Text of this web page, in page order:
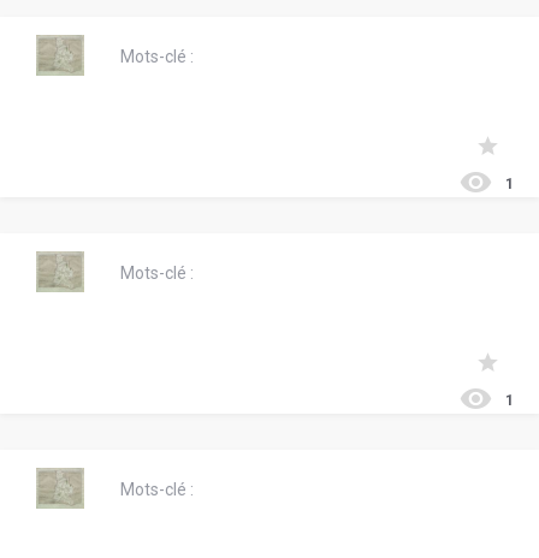
Mots-clé :
1
Mots-clé :
1
Mots-clé :